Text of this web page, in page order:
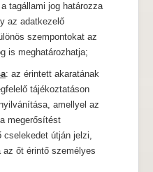
tagállami jog határozza
az adatkezelő
szempontokat az
is meghatározhatja;
: az érintett akaratának
tájékoztatáson
amellyel az
megerősítést
cselekedet útján jelzi,
az őt érintő személyes